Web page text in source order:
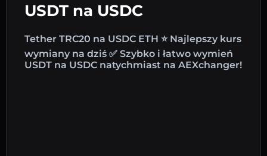
USDT na USDC
Tether TRC20 na USDC ETH ⭐ Najlepszy kurs
wymiany na dziś ✅ Szybko i łatwo wymień
USDT na USDC natychmiast na AEXchanger!